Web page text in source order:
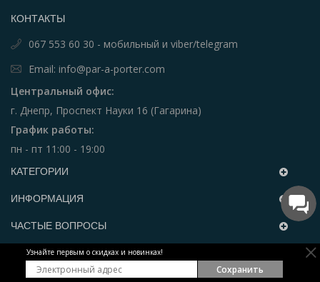
Узнайте первым о скидках и новинках!
Сохранить
КОНТАКТЫ
067 553 60 30 - мобильный и viber/telegram
Email: info@par-a-porter.com
Центральный офис:
г. Днепр, Проспект Науки 16 (Гагарина)
График работы:
пн - пт 11:00 - 19:00
КАТЕГОРИИ
ИНФОРМАЦИЯ
ЧАСТЫЕ ВОПРОСЫ
РАССЫЛКА